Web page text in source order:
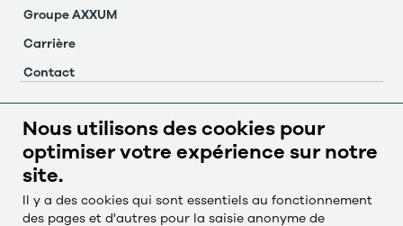
Groupe AXXUM
Carrière
Contact
Système d'alerte
Mentions légales
Protection des données
Paramètres des cookies
Nous utilisons des cookies pour
optimiser votre expérience sur notre
site.
Il y a des cookies qui sont essentiels au fonctionnement
des pages et d'autres pour la saisie anonyme de